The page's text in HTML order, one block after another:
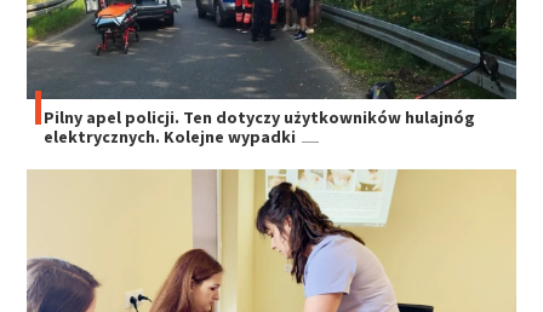
Pilny apel policji. Ten dotyczy użytkowników hulajnóg
elektrycznych. Kolejne wypadki